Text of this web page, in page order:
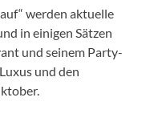
werden aktuelle
in einigen Sätzen
und seinem Party-
und den